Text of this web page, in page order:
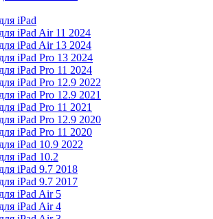
iPad
iPad Air 11 2024
iPad Air 13 2024
iPad Pro 13 2024
iPad Pro 11 2024
iPad Pro 12.9 2022
iPad Pro 12.9 2021
iPad Pro 11 2021
iPad Pro 12.9 2020
iPad Pro 11 2020
iPad 10.9 2022
iPad 10.2
iPad 9.7 2018
iPad 9.7 2017
iPad Air 5
iPad Air 4